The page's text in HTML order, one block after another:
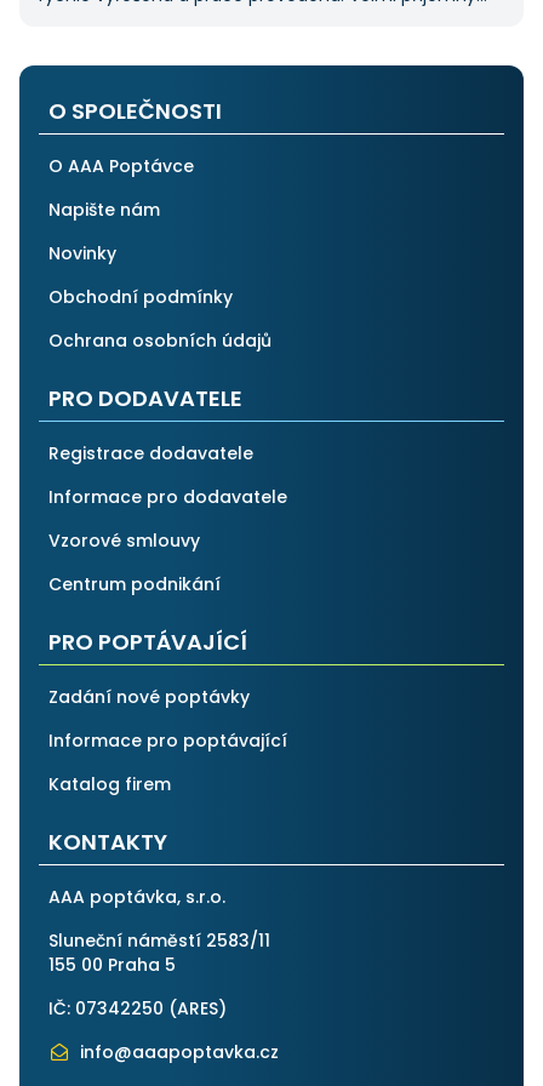
po všech stránkách plně spolehnout.
O SPOLEČNOSTI
O AAA Poptávce
Napište nám
Novinky
Obchodní podmínky
Ochrana osobních údajů
PRO DODAVATELE
Registrace dodavatele
Informace pro dodavatele
Vzorové smlouvy
Centrum podnikání
PRO POPTÁVAJÍCÍ
Zadání nové poptávky
Informace pro poptávající
Katalog firem
KONTAKTY
AAA poptávka, s.r.o.
Sluneční náměstí 2583/11
155 00 Praha 5
IČ: 07342250 (ARES)
info@aaapoptavka.cz